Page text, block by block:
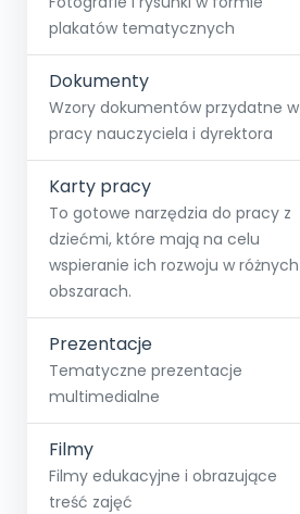
plakatów tematycznych
Dokumenty
Wzory dokumentów przydatne w
pracy nauczyciela i dyrektora
Karty pracy
To gotowe narzędzia do pracy z
dziećmi, które mają na celu
wspieranie ich rozwoju w różnych
obszarach.
Prezentacje
Tematyczne prezentacje
multimedialne
Filmy
Filmy edukacyjne i obrazujące
treść zajęć